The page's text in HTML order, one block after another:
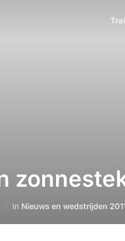
in Nieuws en wedstrijden